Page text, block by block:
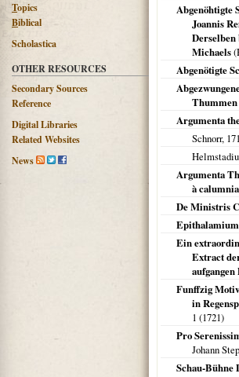
Topics
Biblical
Scholastica
OTHER RESOURCES
Secondary Sources
Reference
Digital Libraries
Related Websites
News
Abgenöhtigte
Joannis
Michaels(
Abgenötigte
Argumenta
Schnorr,
Argumenta
à
De Ministris
Epithalamium
Ein
Extract
Funffzig
in
1 (1721)
Pro
Johann
Schau-Bühne